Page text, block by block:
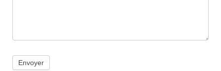
Envoyer